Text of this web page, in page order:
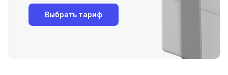
Выбрать тариф